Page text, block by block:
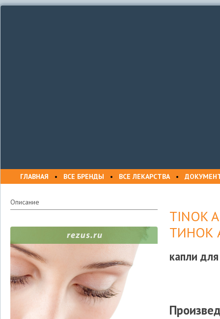
ГЛАВНАЯ • ВСЕ БРЕНДЫ • ВСЕ ЛЕКАРСТВА•
Описание
TINOK
ТИНОК
капли